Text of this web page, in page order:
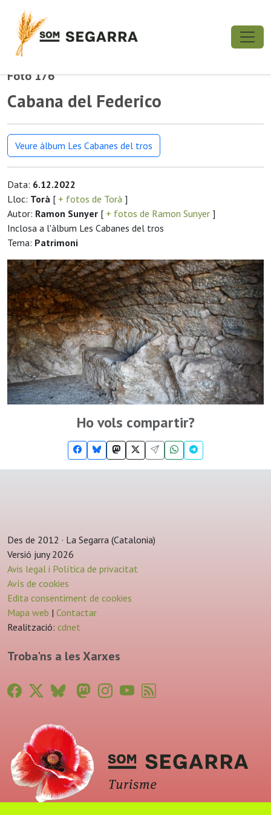
Foto 176
Cabana del Federico
Veure àlbum Les Cabanes del tros
Data: 6.12.2022
Lloc: Torà [ + fotos de Torà ]
Autor: Ramon Sunyer [ + fotos de Ramon Sunyer ]
Inclosa a l'àlbum Les Cabanes del tros
Tema: Patrimoni
Ho vols compartir?
Des de 2012 · La Segarra (Catalonia)
Versió juny 2026
Avis legal i Política de privacitat
Avís de cookies
Edita consentiment de cookies
Mapa web | Contactar
Realització: cdnet
Troba'ns a les Xarxes